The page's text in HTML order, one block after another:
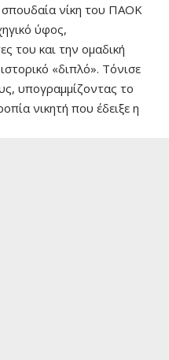
σπουδαία νίκη του ΠΑΟΚ
ύφος,
του και την ομαδική
«διπλό». Τόνισε
υπογραμμίζοντας το
νικητή που έδειξε η